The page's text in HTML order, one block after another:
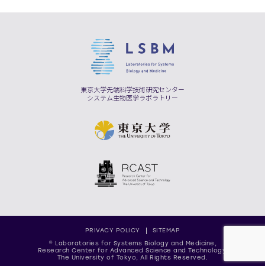
東京大学先端科学技術研究センター
システム生物医学ラボラトリー
PRIVACY POLICY
SITEMAP
© Laboratories for Systems Biology and Medicine,
Research Center for Advanced Science and Technology,
The University of Tokyo, All Rights Reserved.